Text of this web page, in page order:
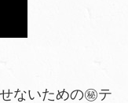
ないための㊙︎テ